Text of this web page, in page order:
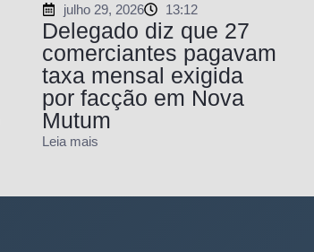
julho 29, 2026 13:12
Delegado diz que 27
comerciantes pagavam
taxa mensal exigida
por facção em Nova
Mutum
Leia mais